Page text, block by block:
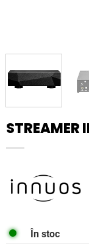
STREAMER
În stoc